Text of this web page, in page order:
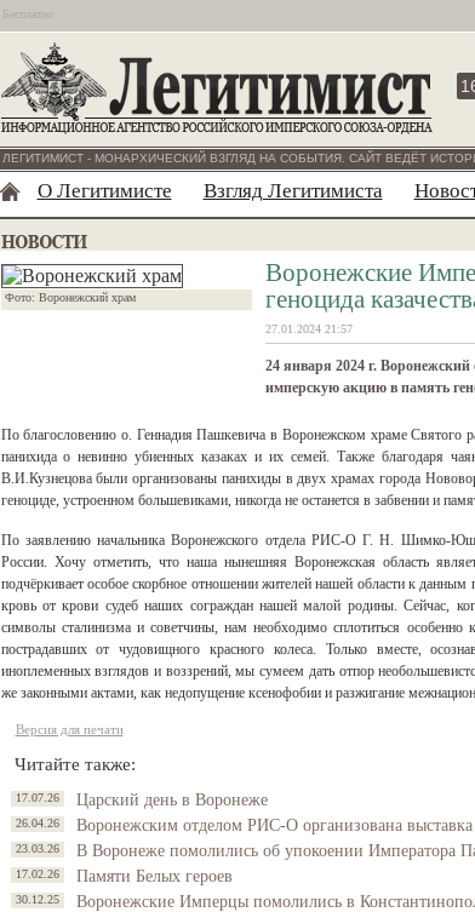
Бесплатно
ЛЕГИТИМИСТ - МОНАРХИЧЕСКИЙ ВЗГЛЯД НА СОБЫТИЯ. САЙТ ВЕДЁТ
О Легитимисте Взгляд Легитимиста
Фото: Воронежский храм
Воронежские
геноцида
27.01.2024 21:57
24 января 2024 г.
имперскую акцию в память
По благословению о. Геннадия Пашкевича в Воронежском храме Святого
панихида о невинно убиенных казаках и их семей. Также благодаря
В.И.Кузнецова были организованы панихиды в двух храмах города
геноциде, устроенном большевиками, никогда не останется в забвении и
По заявлению начальника Воронежского отдела РИС-О Г. Н. Шимко-
России. Хочу отметить, что наша нынешняя Воронежская область
подчёркивает особое скорбное отношении жителей нашей области к
кровь от крови судеб наших сограждан нашей малой родины. Сейчас,
символы сталинизма и советчины, нам необходимо сплотиться
пострадавших от чудовищного красного колеса. Только вместе,
иноплеменных взглядов и воззрений, мы сумеем дать отпор
же законными актами, как недопущение ксенофобии и разжигание
Версия для печати
Читайте также:
17.07.26 Царский день в Воронеже
26.04.26 Воронежским отделом РИС-О организована
23.03.26 В Воронеже помолились об упокоении Императора
17.02.26 Памяти Белых героев
30.12.25 Воронежские Имперцы помолились в